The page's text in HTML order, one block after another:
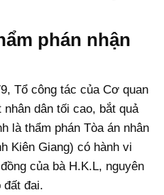
phán nhận
Tổ công tác của Cơ quan
dân tối cao, bắt quả
là thẩm phán Tòa án nhân
Kiên Giang) có hành vi
của bà H.K.L, nguyên
đất đai.